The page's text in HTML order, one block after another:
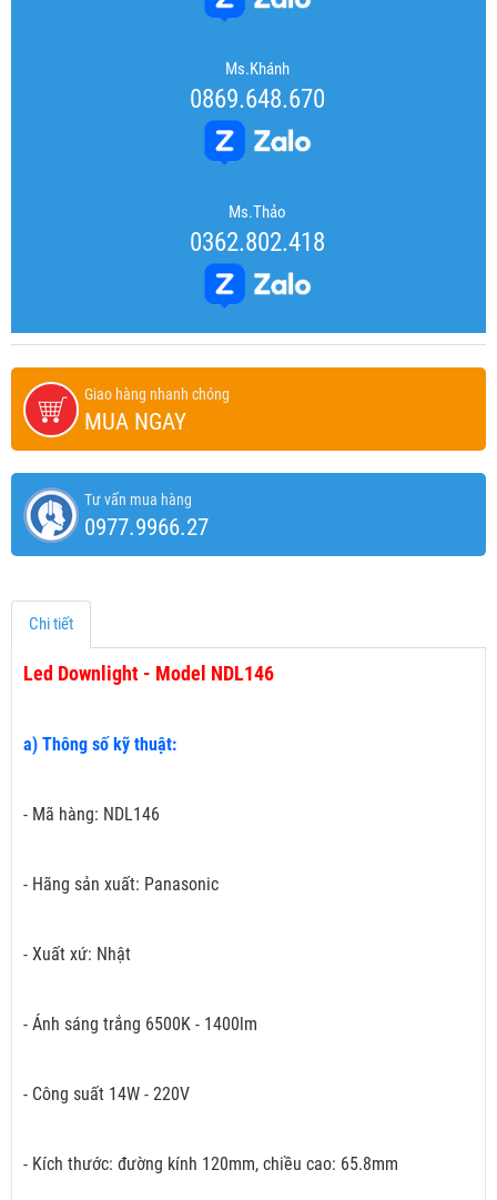
Ms.Khánh
0869.648.670
Ms.Thảo
0362.802.418
Giao hàng nhanh chóng
MUA NGAY
Tư vấn mua hàng
0977.9966.27
Chi tiết
Led Downlight - Model NDL146
a) Thông số kỹ thuật:
- Mã hàng: NDL146
- Hãng sản xuất: Panasonic
- Xuất xứ: Nhật
- Ánh sáng trắng 6500K - 1400lm
- Công suất 14W - 220V
- Kích thước: đường kính 120mm, chiều cao: 65.8mm